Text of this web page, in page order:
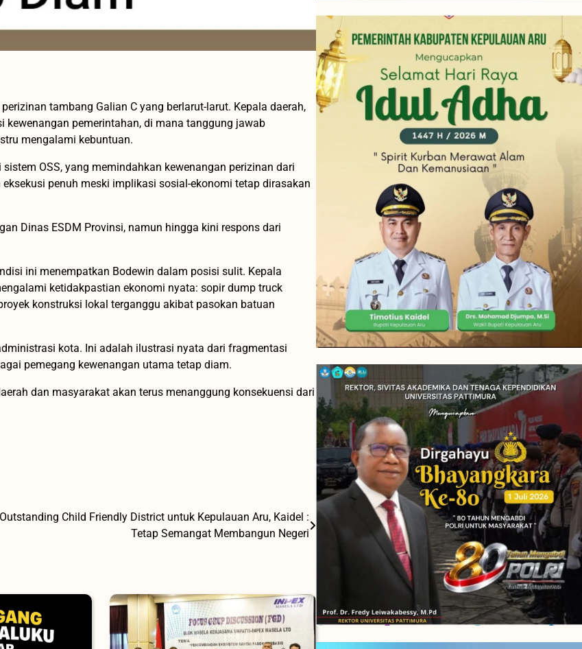
tambang Galian C yang berlarut-larut. Kepala daerah,
pemerintahan, di mana tanggung jawab
mengalami kebuntuan.
OSS, yang memindahkan kewenangan perizinan dari
penuh meski implikasi sosial-ekonomi tetap dirasakan
Dinas ESDM Provinsi, namun hingga kini respons dari
ini menempatkan Bodewin dalam posisi sulit. Kepala
ketidakpastian ekonomi nyata: sopir dump truck
konstruksi lokal terganggu akibat pasokan batuan
kota. Ini adalah ilustrasi nyata dari fragmentasi
pemegang kewenangan utama tetap diam.
dan masyarakat akan terus menanggung konsekuensi dari
Outstanding Child Friendly District untuk Kepulauan Aru, Kaidel :
Tetap Semangat Membangun Negeri